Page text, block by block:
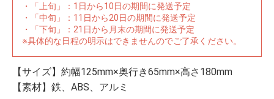
・「上旬」：1日から10日の期間に発送予定
・「中旬」：11日から20日の期間に発送予定
・「下旬」：21日から月末の期間に発送予定
※具体的な日程の明示はできませんのでご了承ください。
【サイズ】約幅125mm×奥行き65mm×高さ180mm
【素材】鉄、ABS、アルミ